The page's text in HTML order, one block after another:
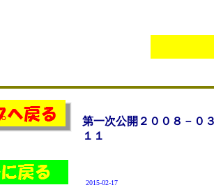
第一次公開２００８－０
１１
2015-02-17